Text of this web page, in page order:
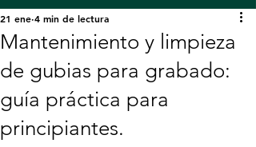
Mantenimiento y limpieza
de gubias para grabado:
guía práctica para
principiantes.
21 ene 4 min de lectura